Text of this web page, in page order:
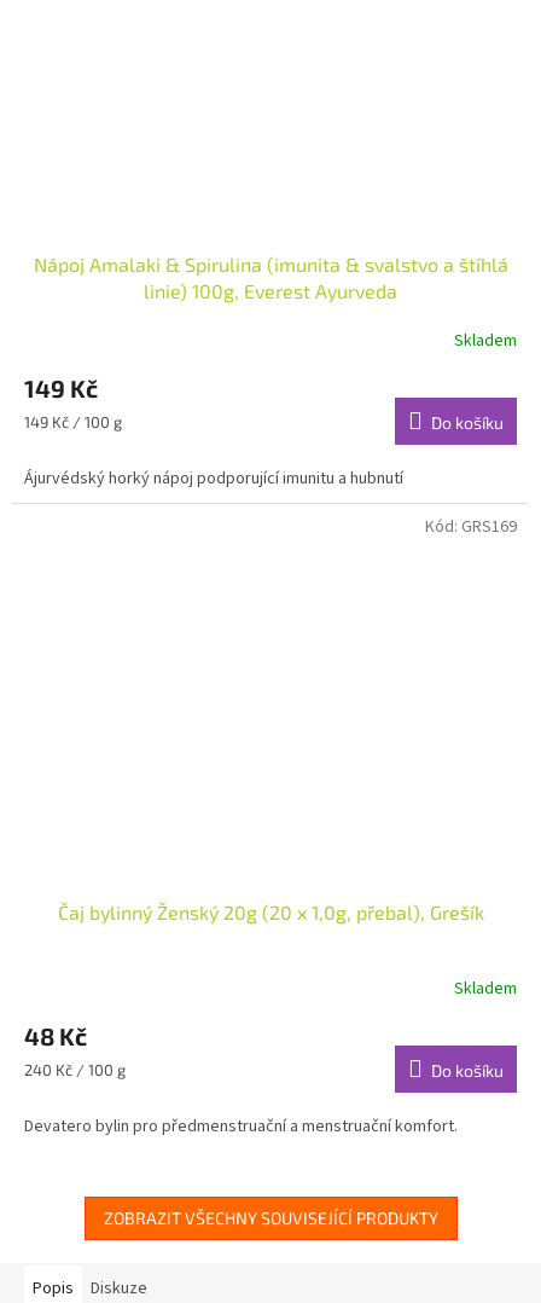
Nápoj Amalaki & Spirulina (imunita & svalstvo a štíhlá
linie) 100g, Everest Ayurveda
Skladem
149 Kč
Měrná
149 Kč / 100 g Do košíku
Ájurvédský horký nápoj podporující imunitu a hubnutí
Čaj bylinný Ženský 20g (20 x 1,0g, přebal), Grešík
Skladem
48 Kč
Měrná
240 Kč / 100 g Do košíku
Devatero bylin pro předmenstruační a menstruační komfort.
Kód: GRS169
ZOBRAZIT VŠECHNY SOUVISEJÍCÍ PRODUKTY
Popis Diskuze